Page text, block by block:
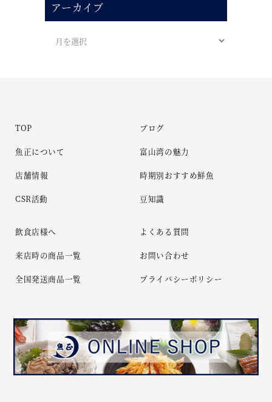
アーカイブ
TOP
魚正について
店舗情報
CSR活動
ブログ
富山湾の魅力
時期別おすすめ鮮魚
豆知識
飲食店様へ
来店時の商品一覧
全国発送商品一覧
よくある質問
お問い合わせ
プライバシーポリシー